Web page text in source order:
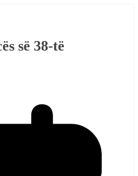
së 38-të